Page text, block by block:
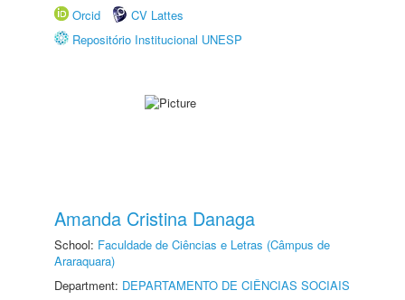
Orcid
CV Lattes
Repositório Institucional UNESP
Amanda Cristina Danaga
School: Faculdade de Ciências e Letras (Câmpus de
Araraquara)
Department: DEPARTAMENTO DE CIÊNCIAS SOCIAIS